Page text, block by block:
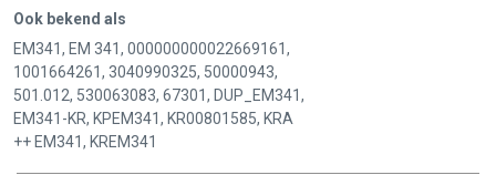
Ook bekend als
EM341, EM 341, 000000000022669161,
1001664261, 3040990325, 50000943,
501.012, 530063083, 67301, DUP_EM341,
EM341-KR, KPEM341, KR00801585, KRA
++ EM341, KREM341